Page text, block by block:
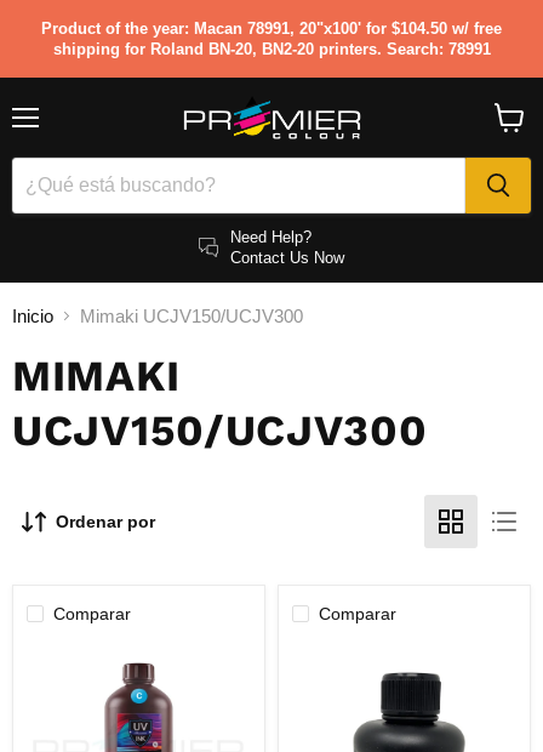
Product of the year: Macan 78991, 20"x100' for $104.50 w/ free
shipping for Roland BN-20, BN2-20 printers. Search: 78991
Need Help?
Contact Us Now
carrito
Inicio Mimaki UCJV150/UCJV300
MIMAKI
UCJV150/UCJV300
Ordenar por
Comparar Comparar